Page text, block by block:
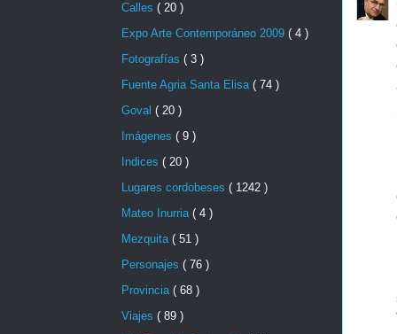
Calles ( 20 )
Expo Arte Contemporáneo 2009 ( 4 )
Fotografías ( 3 )
Fuente Agria Santa Elisa ( 74 )
Goval ( 20 )
Imágenes ( 9 )
Indices ( 20 )
Lugares cordobeses ( 1242 )
Mateo Inurria ( 4 )
Mezquita ( 51 )
Personajes ( 76 )
Provincia ( 68 )
Viajes ( 89 )